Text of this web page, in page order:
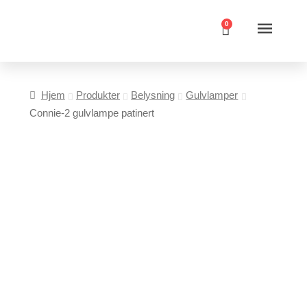
0
Hjem Produkter Belysning
Gulvlamper
Connie-2 gulvlampe patinert